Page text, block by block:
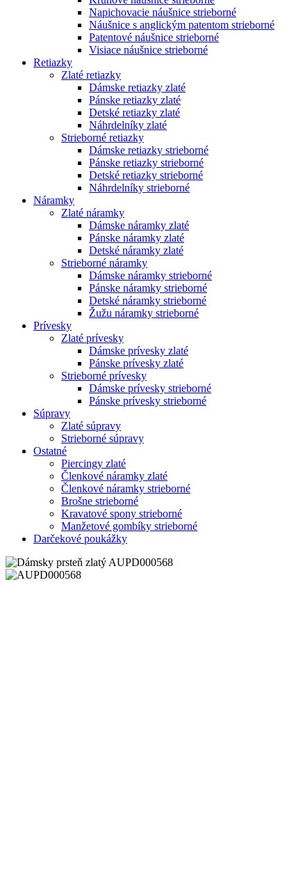
Napichovacie náušnice strieborné
Náušnice s anglickým patentom strieborné
Patentové náušnice strieborné
Visiace náušnice strieborné
Retiazky
Zlaté retiazky
Dámske retiazky zlaté
Pánske retiazky zlaté
Detské retiazky zlaté
Náhrdelníky zlaté
Strieborné retiazky
Dámske retiazky strieborné
Pánske retiazky strieborné
Detské retiazky strieborné
Náhrdelníky strieborné
Náramky
Zlaté náramky
Dámske náramky zlaté
Pánske náramky zlaté
Detské náramky zlaté
Strieborné náramky
Dámske náramky strieborné
Pánske náramky strieborné
Detské náramky strieborné
Žužu náramky strieborné
Prívesky
Zlaté prívesky
Dámske prívesky zlaté
Pánske prívesky zlaté
Strieborné prívesky
Dámske prívesky strieborné
Pánske prívesky strieborné
Súpravy
Zlaté súpravy
Strieborné súpravy
Ostatné
Piercingy zlaté
Členkové náramky zlaté
Členkové náramky strieborné
Brošne strieborné
Kravatové spony strieborné
Manžetové gombíky strieborné
Darčekové poukážky
Zoom